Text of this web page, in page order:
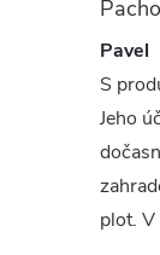
Pavel
S
Jeho
plot. V